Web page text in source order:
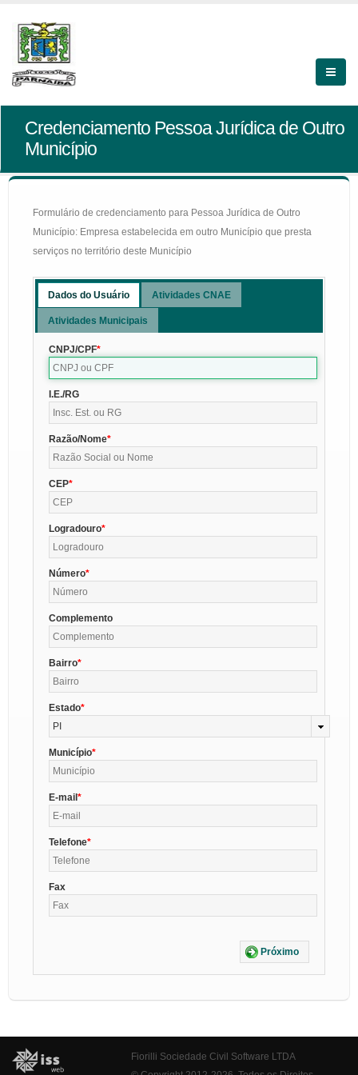
Credenciamento Pessoa Jurídica de Outro
Município
Formulário de credenciamento para Pessoa Jurídica de Outro
Município: Empresa estabelecida em outro Município que presta
serviços no território deste Município
Dados do Usuário Atividades CNAE
Atividades Municipais
CNPJ/CPF
I.E./RG
Razão/Nome
CEP
Logradouro
Número
Complemento
Bairro
Estado
PI
Município
E-mail
Telefone
Fax
Próximo
Fiorilli Sociedade Civil Software LTDA